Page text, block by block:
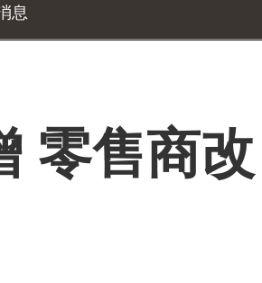
息
零售商改